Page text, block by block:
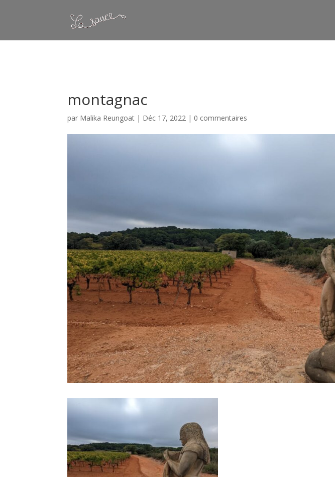
: Constant WP_CRON_LOCK_TIMEOUT already defined in
montagnac
par Malika Reungoat | Déc 17, 2022 | 0 commentaires